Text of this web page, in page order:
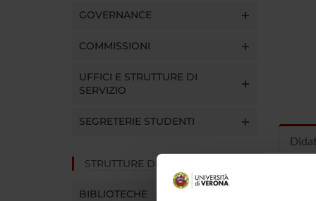
GOVERNANCE
COMMISSIONI
UFFICI E STRUTTURE DI
SERVIZIO
SEGRETERIE STUDENTI
STRUTTURE DEL DIPARTIMENTO
BIBLIOTECHE